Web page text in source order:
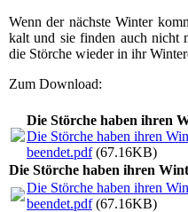
Wenn der nächste Winter
kalt und sie finden auch nicht
die Störche wieder in ihr
Zum Download:
Die Störche haben ihren
Die Störche haben ihren
beendet.pdf(67.16KB)
Die Störche haben ihren
Die Störche haben ihren
beendet.pdf(67.16KB)